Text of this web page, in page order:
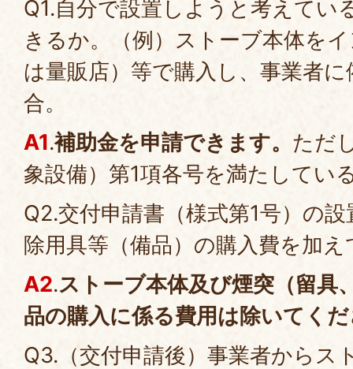
Q1.自分で設置しようと考えてい
きるか。（例）ストーブ本体を
は量販店）等で購入し、事業者
合。
A1.補助金を申請できます。 ただ
象設備）第1項各号を満たしてい
Q2.交付申請書（様式第1号）の
除用具等（備品）の購入費を加
A2.ストーブ本体及び煙突（留具
品の購入に係る費用は除いてく
Q3.（交付申請後）事業者からス